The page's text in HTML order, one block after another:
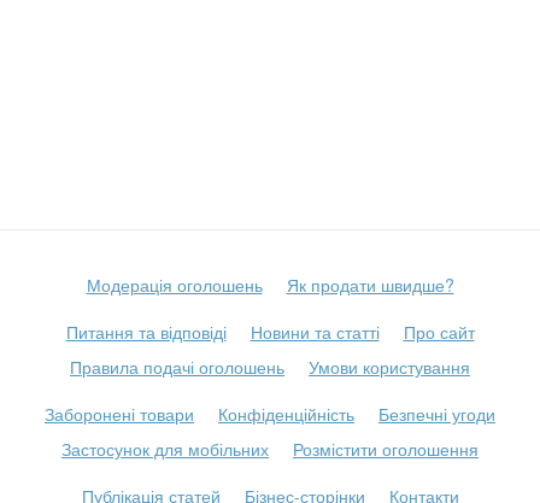
Модерація оголошень
Як продати швидше?
Питання та відповіді
Новини та статті
Про сайт
Правила подачі оголошень
Умови користування
Заборонені товари
Конфіденційність
Безпечні угоди
Застосунок для мобільних
Розмістити оголошення
Публікація статей
Бізнес-сторінки Контакти